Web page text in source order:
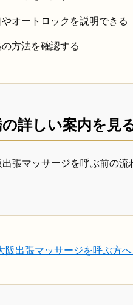
オートロックを説明できる
方法を確認する
詳しい案内を見
張マッサージを呼ぶ前の
阪出張マッサージを呼ぶ方